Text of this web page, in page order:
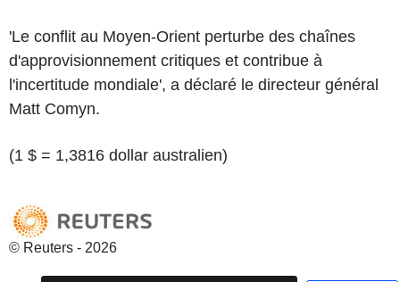
'Le conflit au Moyen-Orient perturbe des chaînes
d'approvisionnement critiques et contribue à
l'incertitude mondiale', a déclaré le directeur général
Matt Comyn.
(1 $ = 1,3816 dollar australien)
© Reuters - 2026